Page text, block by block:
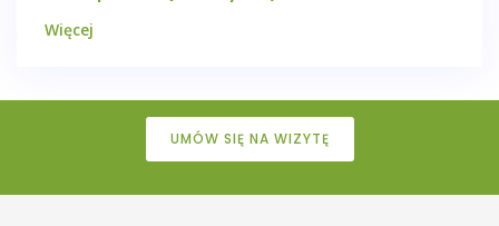
Więcej
UMÓW SIĘ NA WIZYTĘ